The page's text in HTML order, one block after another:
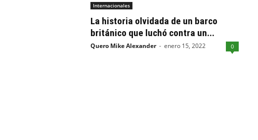
Internacionales
La historia olvidada de un barco
británico que luchó contra un...
Quero Mike Alexander - enero 15, 2022 0